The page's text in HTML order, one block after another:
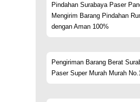
Pindahan Surabaya Paser
Mengirim Barang Pindahan
dengan Aman 100%
Pengiriman Barang Berat
Paser Super Murah Murah